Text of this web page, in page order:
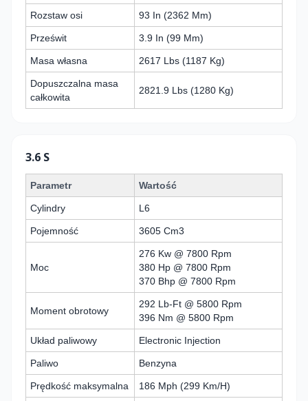
Rozstaw osi 93 In (2362 Mm)
Prześwit 3.9 In (99 Mm)
Masa własna 2617 Lbs (1187 Kg)
Dopuszczalna masa
całkowita
2821.9 Lbs (1280 Kg)
3.6 S
Parametr Wartość
Cylindry L6
Pojemność 3605 Cm3
Moc
276 Kw @ 7800 Rpm
380 Hp @ 7800 Rpm
370 Bhp @ 7800 Rpm
Moment obrotowy
292 Lb-Ft @ 5800 Rpm
396 Nm @ 5800 Rpm
Układ paliwowy Electronic Injection
Paliwo Benzyna
Prędkość maksymalna 186 Mph (299 Km/H)